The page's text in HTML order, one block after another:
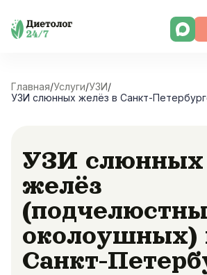
Skip
Главная/Услуги/УЗИ/
УЗИ слюнных желёз в Санкт-
УЗИ слюнных
желёз
околоушных)
Санкт-